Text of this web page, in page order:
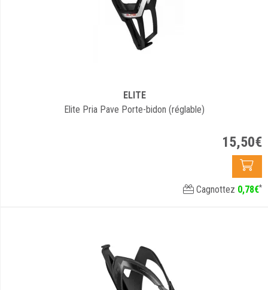
ELITE
Elite Pria Pave Porte-bidon (réglable)
15,50€
Cagnottez 0,78€*